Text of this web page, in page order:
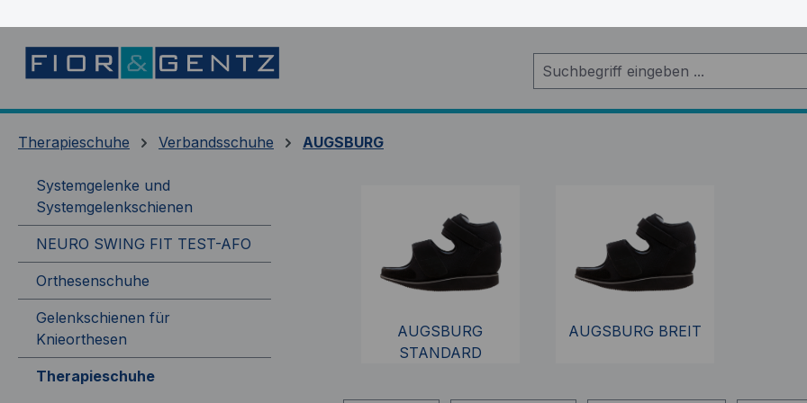
Therapieschuhe Verbandsschuhe AUGSBURG
Systemgelenke und
Systemgelenkschienen
NEURO SWING FIT TEST-AFO
Orthesenschuhe
Gelenkschienen für
Knieorthesen
Therapieschuhe
AUGSBURG
STANDARD
AUGSBURG BREIT